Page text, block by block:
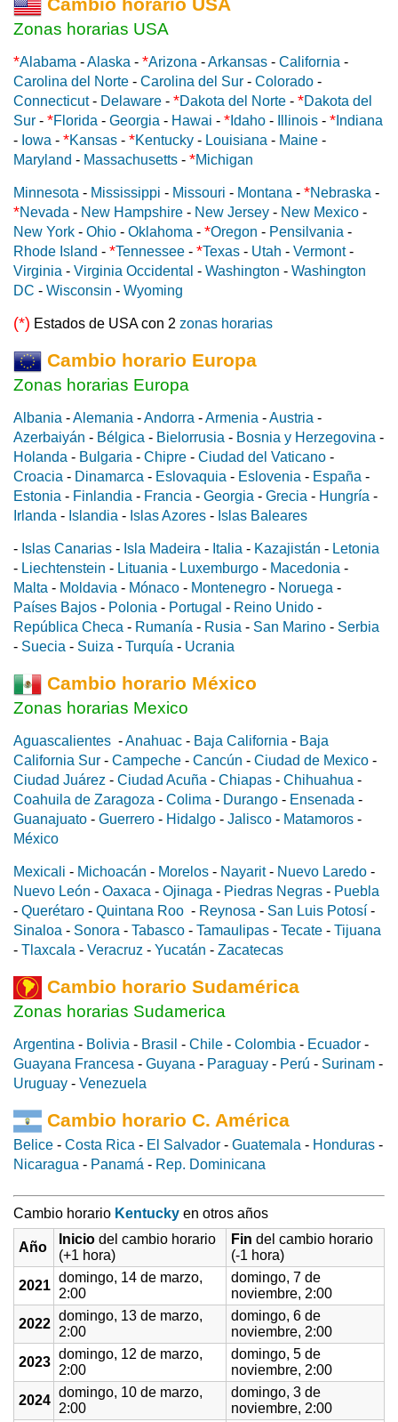
Zonas horarias USA
*Alabama -Alaska - *Arizona -Arkansas - California -
Carolina del Norte - Carolina del Sur - Colorado -
Connecticut- Delaware - *Dakota del Norte - *Dakota del
Sur - *Florida - Georgia - Hawai - * Idaho - Illinois - * Indiana
- Iowa - *Kansas - *Kentucky - Louisiana - Maine -
Maryland - Massachusetts - *Michigan
Minnesota - Mississippi - Missouri - Montana - *Nebraska -
*Nevada - New Hampshire - New Jersey - New Mexico -
New York - Ohio - Oklahoma - *Oregon - Pensilvania -
Rhode Island - *Tennessee - *Texas - Utah - Vermont-
Virginia - Virginia Occidental - Washington - Washington
DC - Wisconsin - Wyoming
(*) Estados de USA con 2 zonas horarias
Cambio horario Europa
Zonas horarias Europa
Albania -Alemania -Andorra -Armenia -Austria -
Azerbaiyán - Bélgica - Bielorrusia - Bosnia y Herzegovina -
Holanda - Bulgaria - Chipre - Ciudad del Vaticano -
Croacia - Dinamarca - Eslovaquia - Eslovenia - España -
Estonia - Finlandia - Francia - Georgia - Grecia - Hungría -
Irlanda - Islandia - Islas Azores - Islas Baleares
- Islas Canarias - Isla Madeira - Italia - Kazajistán - Letonia
- Liechtenstein - Lituania - Luxemburgo - Macedonia -
Malta - Moldavia - Mónaco - Montenegro - Noruega -
Países Bajos - Polonia - Portugal - Reino Unido -
República Checa - Rumanía - Rusia - San Marino - Serbia
- Suecia - Suiza - Turquía - Ucrania
Cambio horario México
Zonas horarias Mexico
Aguascalientes -Anahuac - Baja California - Baja
California Sur - Campeche - Cancún - Ciudad de Mexico -
Ciudad Juárez - Ciudad Acuña - Chiapas - Chihuahua -
Coahuila de Zaragoza - Colima - Durango - Ensenada -
Guanajuato - Guerrero - Hidalgo - Jalisco - Matamoros -
México
Mexicali - Michoacán - Morelos - Nayarit- Nuevo Laredo -
Nuevo León - Oaxaca - Ojinaga - Piedras Negras - Puebla
- Querétaro - Quintana Roo - Reynosa - San Luis Potosí -
Sinaloa - Sonora - Tabasco - Tamaulipas - Tecate - Tijuana
- Tlaxcala - Veracruz - Yucatán - Zacatecas
Cambio horario Sudamérica
Zonas horarias Sudamerica
Argentina - Bolivia - Brasil - Chile - Colombia - Ecuador -
Guayana Francesa - Guyana - Paraguay - Perú - Surinam -
Uruguay - Venezuela
Cambio horario C. América
Belice - Costa Rica - El Salvador - Guatemala - Honduras -
Nicaragua - Panamá - Rep. Dominicana
Cambio horario Kentucky en otros años
Año
Inicio del cambio horario
(+1 hora)
Fin del cambio horario
(-1 hora)
2021
domingo, 14 de marzo,
2:00
domingo, 7 de
noviembre, 2:00
2022
domingo, 13 de marzo,
2:00
domingo, 6 de
noviembre, 2:00
2023
domingo, 12 de marzo,
2:00
domingo, 5 de
noviembre, 2:00
2024
domingo, 10 de marzo,
2:00
domingo, 3 de
noviembre, 2:00